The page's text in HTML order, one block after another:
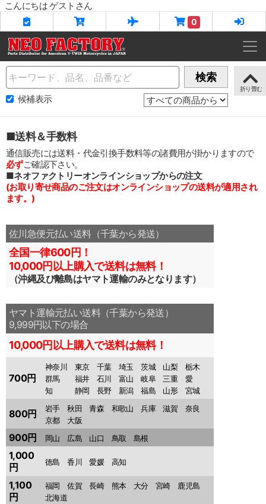
こんにちは ゲストさん
0
Name 検索
候補表示
■送料＆手数料
通信販売には送料・代金引換手数料等の諸費用が掛かりますので
必ずご確認下さい。
■ネオファクトリーオンラインショップからの注文
(お取り寄せ商品のご注文はオンラインショップの送料が適用され
ます。)
佐川急便元払い送料（千葉から発送）
全国一律600円！
10,000円以上購入で送料は無料！
（沖縄及び離島はヤマト運輸のみとなります）
ヤマト運輸元払い送料（千葉から発送）
9,999円以下の場合
10,000円以上購入で送料は無料！
700円
神奈川 東京 千葉 埼玉 茨城 山梨 栃木
群馬 福井 石川 富山 岐阜 三重 愛
知 静岡 長野 新潟 福島 山形 宮城
800円
岩手 秋田 青森 和歌山 兵庫 滋賀 奈良
京都 大阪
900円 岡山 広島 山口 鳥取 島根
1,000
円
徳島 香川 愛媛 高知
1,100
円
福岡 佐賀 長崎 熊本 大分 宮崎 鹿児島
北海道